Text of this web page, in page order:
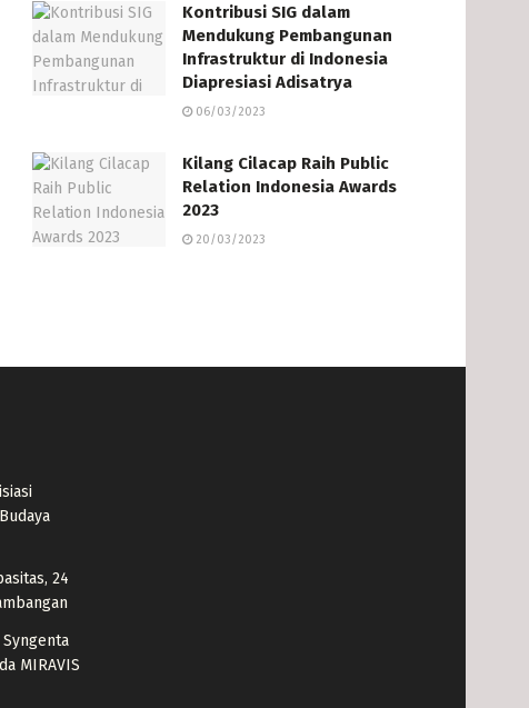
Kontribusi SIG dalam
Mendukung Pembangunan
Infrastruktur di Indonesia
Diapresiasi Adisatrya
06/03/2023
Kilang Cilacap Raih Public
Relation Indonesia Awards
2023
20/03/2023
24
MIRAVIS